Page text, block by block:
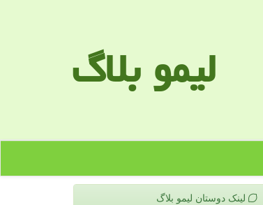
لیمو بلاگ
لینک دوستان لیمو بلاگ